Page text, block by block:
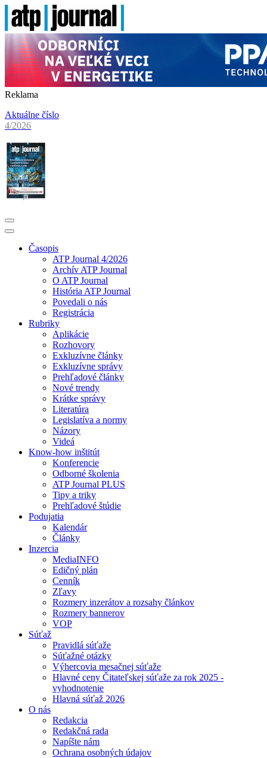
Reklama
Aktuálne číslo
4/2026
Časopis
ATP Journal 4/2026
Archív ATP Journal
O ATP Journal
História ATP Journal
Povedali o nás
Registrácia
Rubriky
Aplikácie
Rozhovory
Exkluzívne články
Exkluzívne správy
Prehľadové články
Nové trendy
Krátke správy
Literatúra
Legislatíva a normy
Názory
Videá
Know-how inštitút
Konferencie
Odborné školenia
ATP Journal PLUS
Tipy a triky
Prehľadové štúdie
Podujatia
Kalendár
Články
Inzercia
MediaINFO
Edičný plán
Cenník
Zľavy
Rozmery inzerátov a rozsahy článkov
Rozmery bannerov
VOP
Súťaž
Pravidlá súťaže
Súťažné otázky
Výhercovia mesačnej súťaže
Hlavné ceny Čitateľskej súťaže za rok 2025 -
vyhodnotenie
Hlavná súťaž 2026
O nás
Redakcia
Redakčná rada
Napíšte nám
Ochrana osobných údajov